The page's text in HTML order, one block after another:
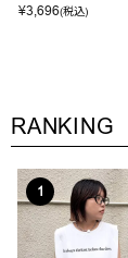
¥3,696(税込)
RANKING